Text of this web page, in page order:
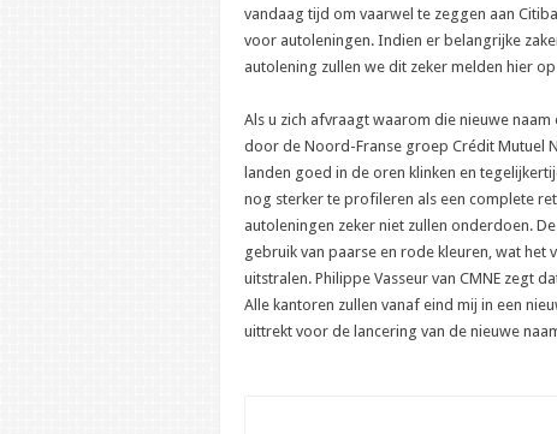
vandaag tijd om vaarwel te zeggen aan
voor autoleningen. Indien er belangrijke
autolening zullen we dit zeker melden hier
Als u zich afvraagt waarom die nieuwe
door de Noord-Franse groep Crédit Mutuel
landen goed in de oren klinken en
nog sterker te profileren als een complete
autoleningen zeker niet zullen onderdoen.
gebruik van paarse en rode kleuren, wat
uitstralen. Philippe Vasseur van CMNE zegt
Alle kantoren zullen vanaf eind mij in een
uittrekt voor de lancering van de nieuwe